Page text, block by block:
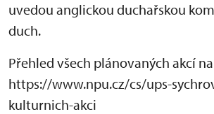
uvedou anglickou duchařskou
duch.
Přehled všech plánovaných akcí
https://www.npu.cz/cs/ups-
kulturnich-akci